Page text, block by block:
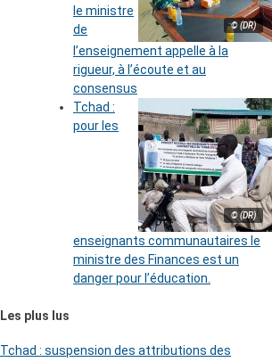
© (DR)
le ministre
de
l’enseignement appelle à la
rigueur, à l’écoute et au
consensus
© (DR)
Tchad :
pour les
enseignants communautaires le
ministre des Finances est un
danger pour l’éducation.
Les plus lus
Tchad : suspension des attributions des